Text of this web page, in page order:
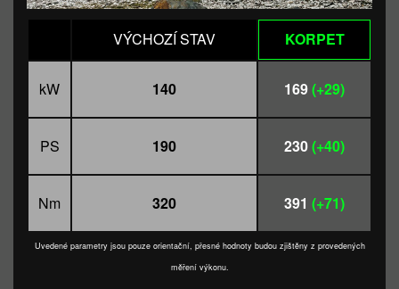
VÝCHOZÍ STAV KORPET
kW 140 169(+29)
PS 190 230(+40)
Nm 320 391 (+71)
Uvedené parametry jsou pouze orientační, přesné hodnoty budou zjištěny z provedených
měření výkonu.